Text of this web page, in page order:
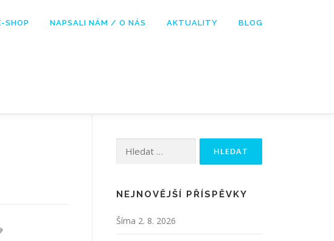
SHOP NAPSALI NÁM / O NÁS AKTUALITY BLOG
NEJNOVĚJŠÍ PŘÍSPĚVKY
Šíma 2. 8. 2026